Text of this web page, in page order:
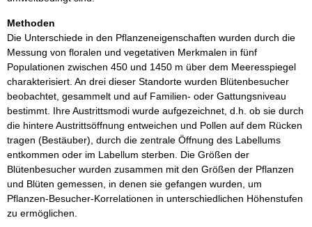
Methoden
Die Unterschiede in den Pflanzeneigenschaften wurden durch die
Messung von floralen und vegetativen Merkmalen in fünf
Populationen zwischen 450 und 1450 m über dem Meeresspiegel
charakterisiert. An drei dieser Standorte wurden Blütenbesucher
beobachtet, gesammelt und auf Familien- oder Gattungsniveau
bestimmt. Ihre Austrittsmodi wurde aufgezeichnet, d.h. ob sie durch
die hintere Austrittsöffnung entweichen und Pollen auf dem Rücken
tragen (Bestäuber), durch die zentrale Öffnung des Labellums
entkommen oder im Labellum sterben. Die Größen der
Blütenbesucher wurden zusammen mit den Größen der Pflanzen
und Blüten gemessen, in denen sie gefangen wurden, um
Pflanzen-Besucher-Korrelationen in unterschiedlichen Höhenstufen
zu ermöglichen.